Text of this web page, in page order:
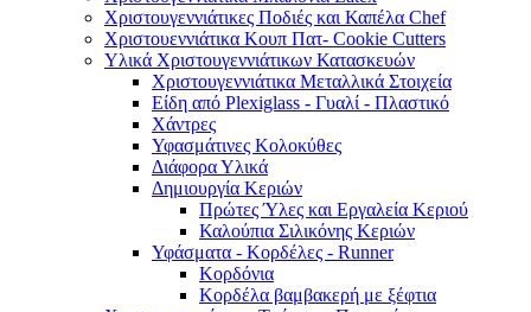
Χριστουγεννιάτικες Ποδιές και Καπέλα Chef
Χριστουεννιάτικα Κουπ Πατ- Cookie Cutters
Υλικά Χριστουγεννιάτικων Κατασκευών
Χριστουγεννιάτικα Μεταλλικά Στοιχεία
Είδη από Plexiglass - Γυαλί - Πλαστικό
Χάντρες
Υφασμάτινες Κολοκύθες
Διάφορα Υλικά
Δημιουργία Κεριών
Πρώτες Ύλες και Εργαλεία Κεριού
Καλούπια Σιλικόνης Κεριών
Υφάσματα - Κορδέλες - Runner
Κορδόνια
Κορδέλα βαμβακερή με ξέφτια